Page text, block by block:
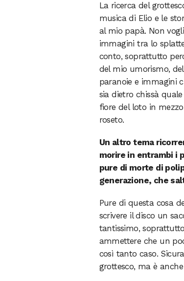
La ricerca del
musica di Elio e le
al mio papà. Non
immagini tra lo
conto, soprattutto
del mio umorismo,
paranoie e immagini
sia dietro chissà
fiore del loto in
roseto.
Un altro tema
morire in entrambi i
pure di morte di
generazione, che
Pure di questa cosa
scrivere il disco un
tantissimo,
ammettere che un
così tanto caso.
grottesco, ma è